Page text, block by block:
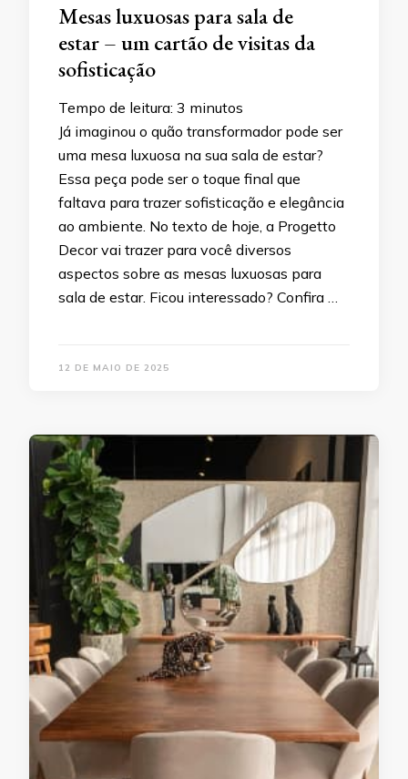
Mesas luxuosas para sala de
estar – um cartão de visitas da
sofisticação
Tempo de leitura: 3 minutos
Já imaginou o quão transformador pode ser
uma mesa luxuosa na sua sala de estar?
Essa peça pode ser o toque final que
faltava para trazer sofisticação e elegância
ao ambiente. No texto de hoje, a Progetto
Decor vai trazer para você diversos
aspectos sobre as mesas luxuosas para
sala de estar. Ficou interessado? Confira …
12 DE MAIO DE 2025